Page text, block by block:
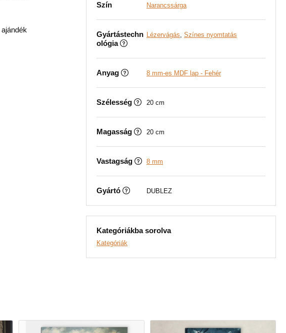
Szín Narancssárga
Gyártástechn
ológia
Lézervágás, Színes nyomtatás
Anyag 8 mm-es MDF lap - Fehér
Szélesség 20 cm
Magasság 20 cm
Vastagság 8 mm
Gyártó DUBLEZ
Kategóriákba sorolva
Kategóriák